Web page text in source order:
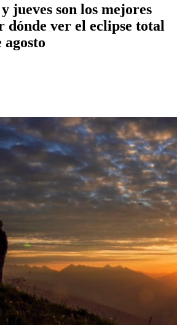
jueves son los mejores
dónde ver el eclipse total
agosto